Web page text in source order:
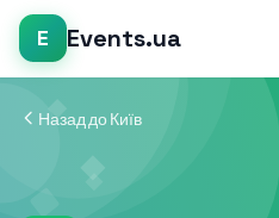
E Events.ua
Назад до Київ